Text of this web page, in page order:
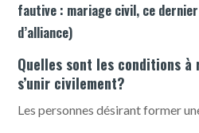
fautive : mariage civil, ce
d’alliance)
Quelles sont les conditions
s’unir civilement?
Les personnes désirant former